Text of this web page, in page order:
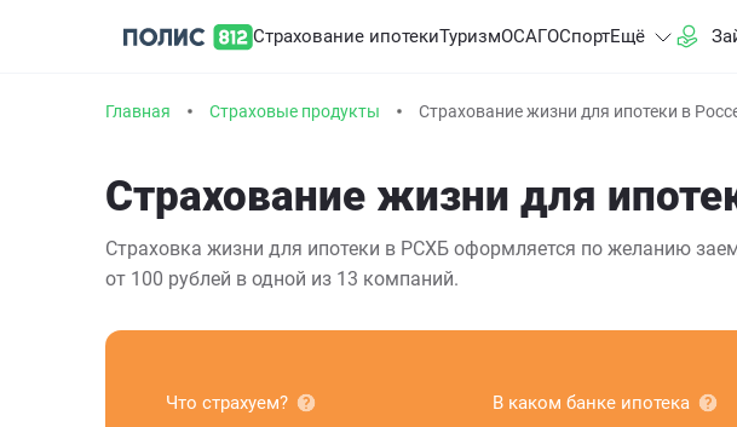
Страхование ипотекиТуризмОСАГОСпортЕщё
Главная Страховые продукты Страхование жизни для ипотеки в
Страхование жизни для
Страховка жизни для ипотеки в РСХБ оформляется по желанию
от 100 рублей в одной из 13 компаний.
Что страхуем? В каком банке ипотека